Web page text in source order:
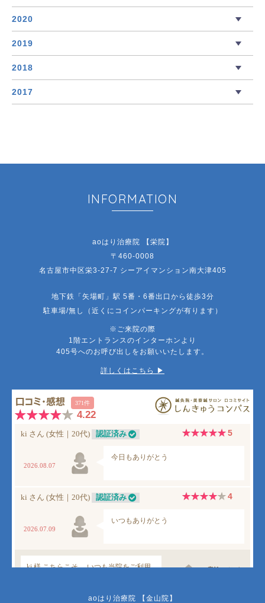
2020
2019
2018
2017
INFORMATION
aoはり治療院 【栄院】
〒460-0008
名古屋市中区栄3-27-7 シーアイマンション南大津405
地下鉄「矢場町」駅 5番・6番出口から徒歩3分
駐車場/無し（近くにコインパーキングが有ります）
※ご来院の際
1階エントランスのインターホンより
405号へのお呼び出しをお願いいたします。
詳しくはこちら ▶︎
aoはり治療院 【金山院】